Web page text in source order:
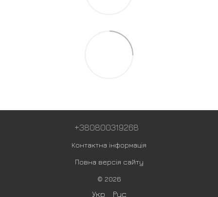
+380800319268
Контактна інформація
Повна версія сайту
© 2026
Укр Рус